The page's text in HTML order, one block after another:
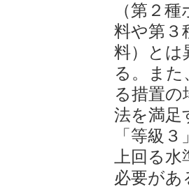
（第２
料や第３
料）とは
る。また
る措置の
法を満足
「等級
上回る
必要があ